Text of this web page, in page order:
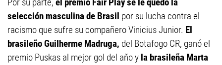
selección masculina de Brasil por su lucha contra el
racismo que sufre su compañero Vinicius Junior. El
brasileño Guilherme Madruga, del Botafogo CR, ganó el
premio Puskas al mejor gol del año y la brasileña Marta